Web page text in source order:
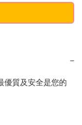
−
優質及安全是您的